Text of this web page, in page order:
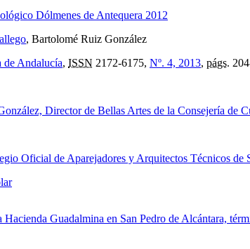
Dólmenes de Antequera 2012
, Bartolomé Ruiz González
de Andalucía, ISSN 2172-6175, Nº. 4, 2013, págs.
Director de Bellas Artes de la Consejería de
Oficial de Aparejadores y Arquitectos Técnicos de
Guadalmina en San Pedro de Alcántara,